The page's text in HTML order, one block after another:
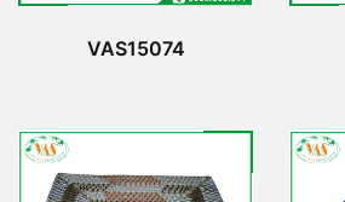
VAS15074